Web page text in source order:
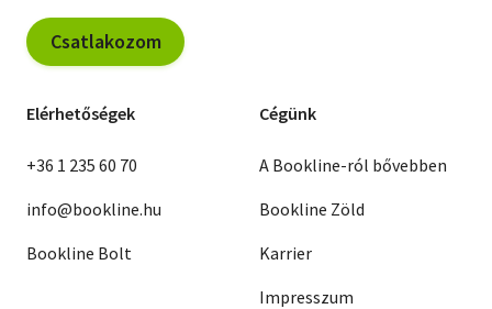
Csatlakozom
Elérhetőségek
+36 1 235 60 70
info@bookline.hu
Bookline Bolt
Cégünk
A Bookline-ról bővebben
Bookline Zöld
Karrier
Impresszum